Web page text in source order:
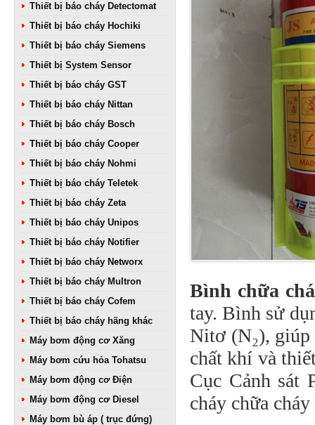
Thiết bị báo cháy Detectomat
Thiết bị báo cháy Hochiki
Thiết bị báo cháy Siemens
Thiết bị System Sensor
Thiết bị báo cháy GST
Thiết bị báo cháy Nittan
Thiết bị báo cháy Bosch
Thiết bị báo cháy Cooper
Thiết bị báo cháy Nohmi
Thiết bị báo cháy Teletek
Thiết bị báo cháy Zeta
Thiết bị báo cháy Unipos
Thiết bị báo cháy Notifier
Thiết bị báo cháy Networx
Thiết bị báo cháy Multron
Thiết bị báo cháy Cofem
Thiết bị báo cháy hãng khác
Máy bơm động cơ Xăng
Máy bơm cứu hỏa Tohatsu
Máy bơm động cơ Điện
Máy bơm động cơ Diesel
Máy bơm bù áp ( trục đứng)
Bình chữa
tay. Bình sử
Nitơ (N₂), giúp
chất khí và
Cục Cảnh sát
cháy chữa